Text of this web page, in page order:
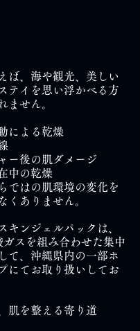
ば、海や観光、美しい
テイを思い浮かべる方
ません。
による乾燥
ー後の肌ダメージ
中の乾燥
ではの肌環境の変化を
くありません。
キンジェルパックは、
スを組み合わせた集中
て、沖縄県内の一部ホ
にてお取り扱いしてお
肌を整える寄り道